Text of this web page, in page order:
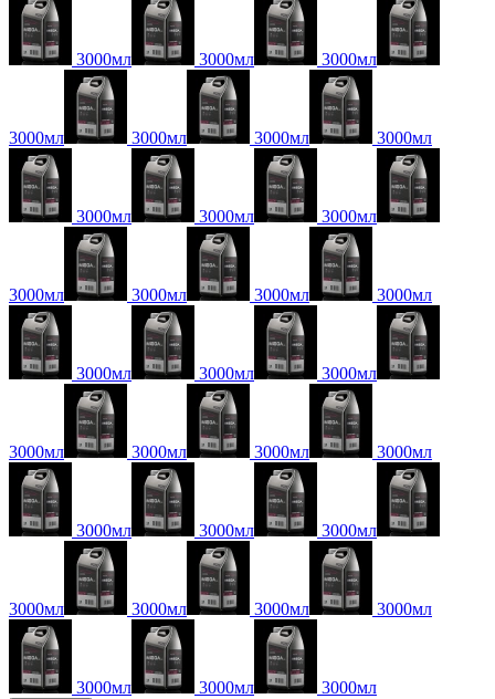
3000мл 3000мл 3000мл
3000мл 3000мл 3000мл 3000мл
3000мл 3000мл 3000мл
3000мл 3000мл 3000мл 3000мл
3000мл 3000мл 3000мл
3000мл 3000мл 3000мл 3000мл
3000мл 3000мл 3000мл
3000мл 3000мл 3000мл 3000мл
3000мл 3000мл 3000мл